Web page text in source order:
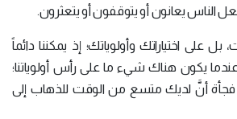
الناس يعانون أو يتوقفون أو يتعثرون.
بل على اختياراتك وأولوياتك؛ إذ يمكننا دائماً
عندما يكون هناك شيء ما على رأس أولوياتنا؛
أنَّ لديك متسع من الوقت للذهاب إلى